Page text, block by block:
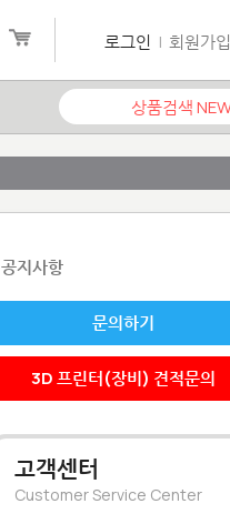
로그인 | 회원가입
공지사항
문의하기
3D 프린터(장비) 견적문의
고객센터
Customer Service Center